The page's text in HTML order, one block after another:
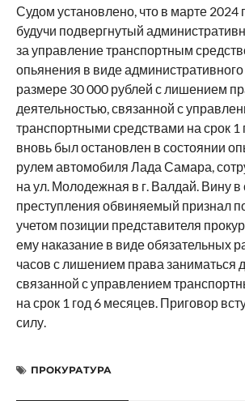
Судом установлено, что в марте 2024
будучи подвергнутый
за управление транспортным
опьянения в виде
размере 30 000 рублей с лишением
деятельностью, связанной с
транспортными средствами на срок 1
вновь был остановлен в состоянии
рулем автомобиля Лада Самара,
на ул. Молодежная в г. Валдай. Вину
преступления обвиняемый признал
учетом позиции представителя
ему наказание в виде обязательных
часов с лишением права заниматься
связанной с управлением
на срок 1 год 6 месяцев. Приговор
силу.
ПРОКУРАТУРА